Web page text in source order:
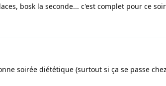
bosk la seconde... c'est complet pour ce
soirée diététique (surtout si ça se passe